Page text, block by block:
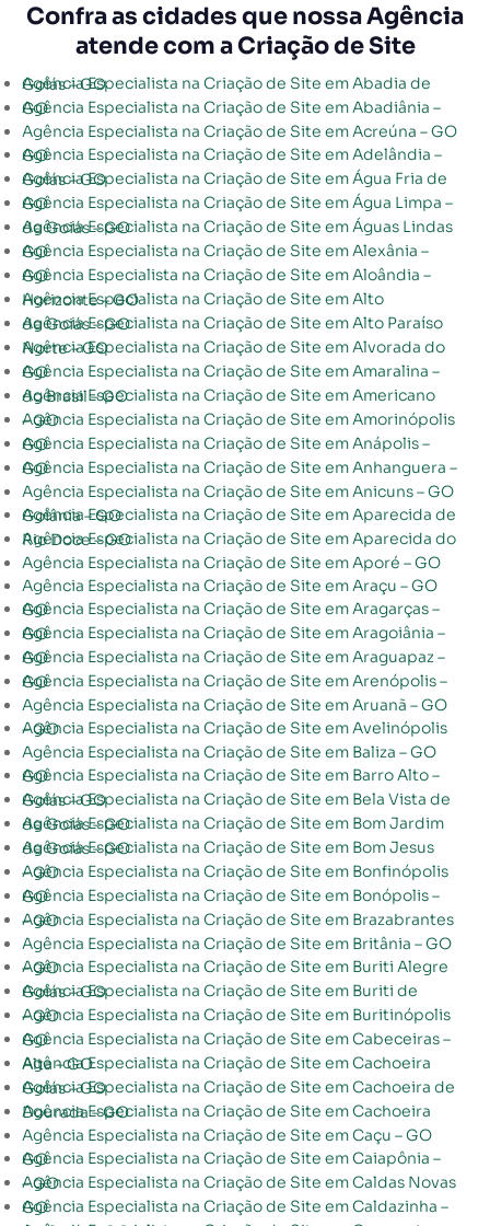
Confra as cidades que nossa Agência
atende com a Criação de Site
Agência Especialista na Criação de Site em Abadia de Goiás – GO
Agência Especialista na Criação de Site em Abadiânia – GO
Agência Especialista na Criação de Site em Acreúna – GO
Agência Especialista na Criação de Site em Adelândia – GO
Agência Especialista na Criação de Site em Água Fria de Goiás – GO
Agência Especialista na Criação de Site em Água Limpa – GO
Agência Especialista na Criação de Site em Águas Lindas de Goiás – GO
Agência Especialista na Criação de Site em Alexânia – GO
Agência Especialista na Criação de Site em Aloândia – GO
Agência Especialista na Criação de Site em Alto Horizonte – GO
Agência Especialista na Criação de Site em Alto Paraíso de Goiás – GO
Agência Especialista na Criação de Site em Alvorada do Norte – GO
Agência Especialista na Criação de Site em Amaralina – GO
Agência Especialista na Criação de Site em Americano do Brasil – GO
Agência Especialista na Criação de Site em Amorinópolis – GO
Agência Especialista na Criação de Site em Anápolis – GO
Agência Especialista na Criação de Site em Anhanguera – GO
Agência Especialista na Criação de Site em Anicuns – GO
Agência Especialista na Criação de Site em Aparecida de Goiânia – GO
Agência Especialista na Criação de Site em Aparecida do Rio Doce – GO
Agência Especialista na Criação de Site em Aporé – GO
Agência Especialista na Criação de Site em Araçu – GO
Agência Especialista na Criação de Site em Aragarças – GO
Agência Especialista na Criação de Site em Aragoiânia – GO
Agência Especialista na Criação de Site em Araguapaz – GO
Agência Especialista na Criação de Site em Arenópolis – GO
Agência Especialista na Criação de Site em Aruanã – GO
Agência Especialista na Criação de Site em Avelinópolis – GO
Agência Especialista na Criação de Site em Baliza – GO
Agência Especialista na Criação de Site em Barro Alto – GO
Agência Especialista na Criação de Site em Bela Vista de Goiás – GO
Agência Especialista na Criação de Site em Bom Jardim de Goiás – GO
Agência Especialista na Criação de Site em Bom Jesus de Goiás – GO
Agência Especialista na Criação de Site em Bonfinópolis – GO
Agência Especialista na Criação de Site em Bonópolis – GO
Agência Especialista na Criação de Site em Brazabrantes – GO
Agência Especialista na Criação de Site em Britânia – GO
Agência Especialista na Criação de Site em Buriti Alegre – GO
Agência Especialista na Criação de Site em Buriti de Goiás – GO
Agência Especialista na Criação de Site em Buritinópolis – GO
Agência Especialista na Criação de Site em Cabeceiras – GO
Agência Especialista na Criação de Site em Cachoeira Alta – GO
Agência Especialista na Criação de Site em Cachoeira de Goiás – GO
Agência Especialista na Criação de Site em Cachoeira Dourada – GO
Agência Especialista na Criação de Site em Caçu – GO
Agência Especialista na Criação de Site em Caiapônia – GO
Agência Especialista na Criação de Site em Caldas Novas – GO
Agência Especialista na Criação de Site em Caldazinha – GO